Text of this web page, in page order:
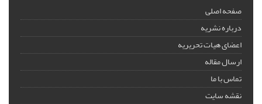
صفحه اصلی
درباره نشریه
اعضای هیات تحریریه
ارسال مقاله
تماس با ما
نقشه سایت